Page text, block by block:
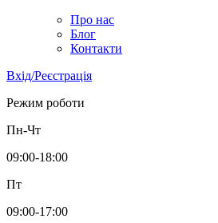
Про нас
Блог
Контакти
Вхід/Реєстрація
Режим роботи
Пн-Чт
09:00-18:00
Пт
09:00-17:00